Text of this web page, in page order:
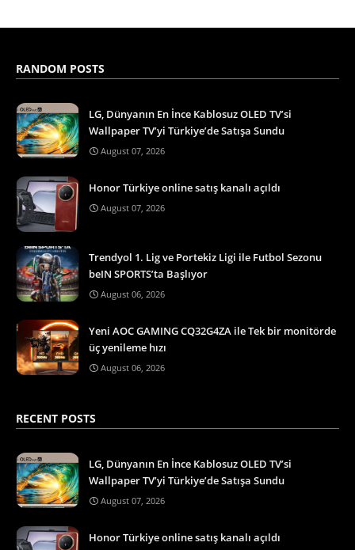
RANDOM POSTS
LG, Dünyanın En İnce Kablosuz OLED TV’si
Wallpaper TV’yi Türkiye’de Satışa Sundu
August 07, 2026
Honor Türkiye online satış kanalı açıldı
August 07, 2026
Trendyol 1. Lig ve Portekiz Ligi ile Futbol Sezonu
beIN SPORTS’ta Başlıyor
August 06, 2026
Yeni AOC GAMING CQ32G4ZA ile Tek bir monitörde
üç yenileme hızı
August 06, 2026
RECENT POSTS
LG, Dünyanın En İnce Kablosuz OLED TV’si
Wallpaper TV’yi Türkiye’de Satışa Sundu
August 07, 2026
Honor Türkiye online satış kanalı açıldı